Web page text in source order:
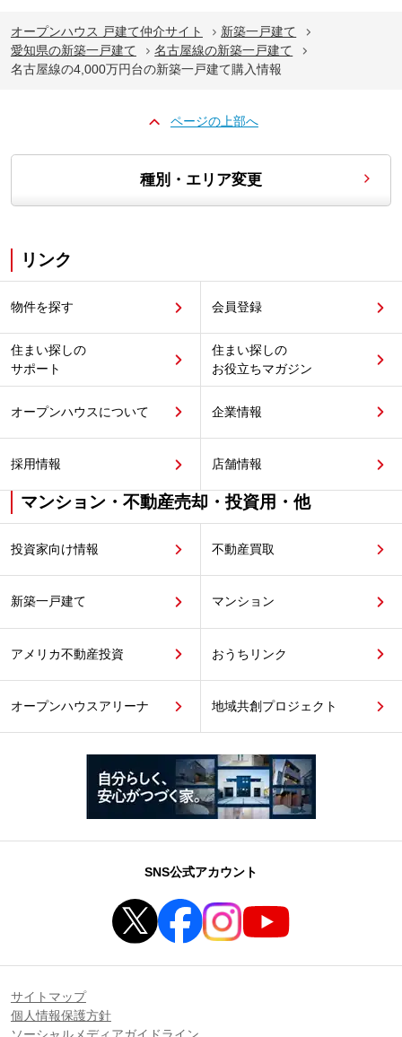
オープンハウス 戸建て仲介サイト
新築一戸建て
愛知県の新築一戸建て
名古屋線の新築一戸建て
名古屋線の4,000万円台の新築一戸建て購入情報
ページの上部へ
種別・エリア変更
リンク
物件を探す 会員登録
住まい探しの
サポート
住まい探しの
お役立ちマガジン
オープンハウスについて 企業情報
採用情報 店舗情報
マンション・不動産売却・投資用・他
投資家向け情報 不動産買取
新築一戸建て マンション
アメリカ不動産投資 おうちリンク
オープンハウスアリーナ 地域共創プロジェクト
SNS公式アカウント
サイトマップ
個人情報保護方針